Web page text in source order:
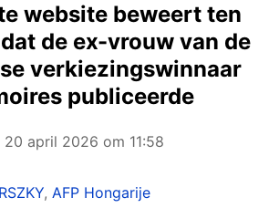
website beweert ten
de ex-vrouw van de
verkiezingswinnaar
publiceerde
20 april 2026 om 11:58
, AFP Hongarije